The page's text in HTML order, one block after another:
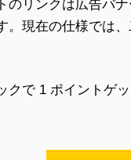
のリンクは広告バ
。現在の仕様では
クで 1 ポイントゲ